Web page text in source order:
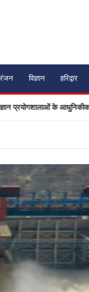
विज्ञान हरिद्वार
के आधुनिकीकरण की तैयारी,